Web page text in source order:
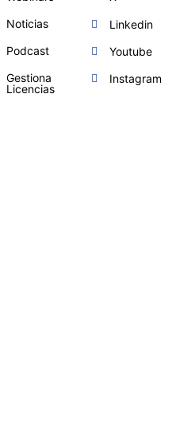
Noticias
Podcast
Gestiona
Licencias
Linkedin
Youtube
Instagram